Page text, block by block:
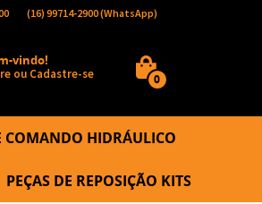
(16)99714-2900(WhatsApp)
vindo!
ou Cadastre-se 0
COMANDO HIDRÁULICO
PEÇAS DE REPOSIÇÃO KITS